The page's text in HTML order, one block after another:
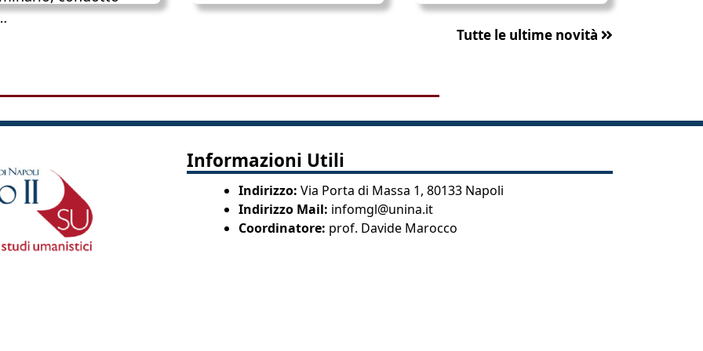
Tutte le ultime novità
Informazioni Utili
Indirizzo: Via Porta di Massa 1, 80133 Napoli
Indirizzo Mail: infomgl@unina.it
Coordinatore: prof. Davide Marocco